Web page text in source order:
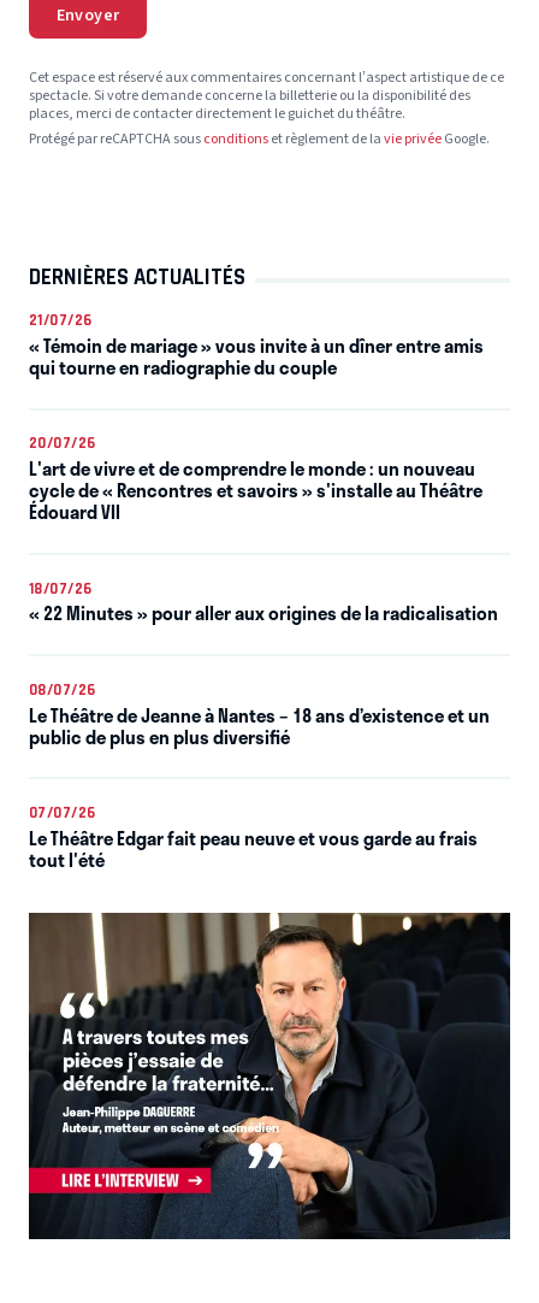
Envoyer
Cet espace est réservé aux commentaires concernant l’aspect artistique de ce
spectacle. Si votre demande concerne la billetterie ou la disponibilité des
places, merci de contacter directement le guichet du théâtre.
Protégé par reCAPTCHA sousconditionset règlement de lavie privéeGoogle.
DERNIÈRES ACTUALITÉS
21/07/26
« Témoin de mariage » vous invite à un dîner entre amis
qui tourne en radiographie du couple
20/07/26
L'art de vivre et de comprendre le monde : un nouveau
cycle de « Rencontres et savoirs » s'installe au Théâtre
Édouard VII
18/07/26
« 22 Minutes » pour aller aux origines de la radicalisation
08/07/26
Le Théâtre de Jeanne à Nantes – 18 ans d’existence et un
public de plus en plus diversifié
07/07/26
Le Théâtre Edgar fait peau neuve et vous garde au frais
tout l'été